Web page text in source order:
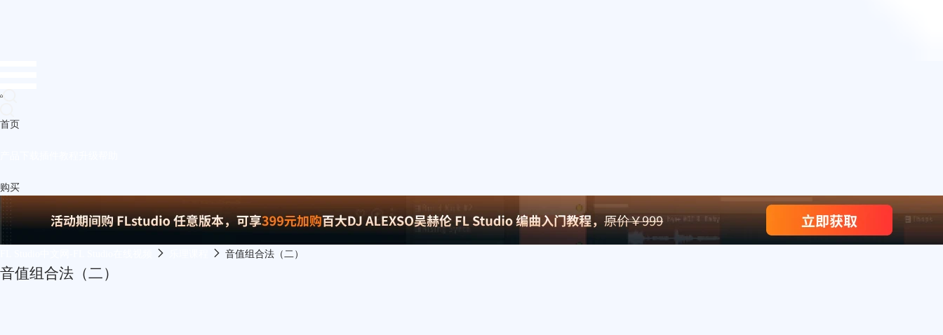
首页
购买
音值组合法（二）
音值组合法（二）